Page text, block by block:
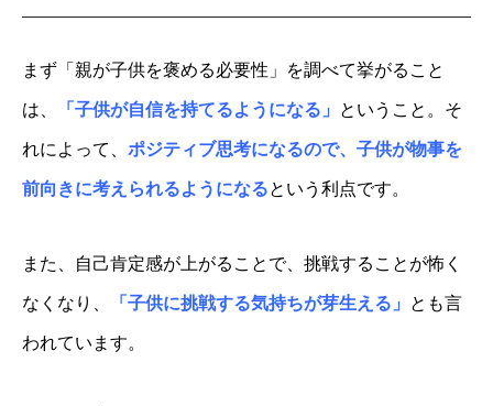
まず「親が子供を褒める必要性」を調べて挙がること
は、 「子供が自信を持てるようになる」 ということ。そ
れによって、 ポジティブ思考になるので、子供が物事を
前向きに考えられるようになるという利点です。
また、自己肯定感が上がることで、挑戦することが怖く
なくなり、 「子供に挑戦する気持ちが芽生える」 とも言
われています。